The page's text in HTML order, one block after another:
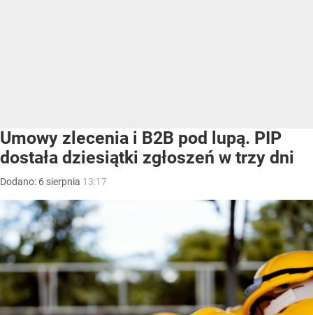
Umowy zlecenia i B2B pod lupą. PIP
dostała dziesiątki zgłoszeń w trzy dni
Dodano: 6 sierpnia 13:17